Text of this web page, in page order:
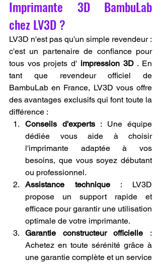
Imprimante 3D BambuLab
chez LV3D ?
LV3D n'est pas qu'un simple revendeur :
c'est un partenaire de confiance pour
tous vos projets d' impression 3D . En
tant que revendeur officiel de
BambuLab en France, LV3D vous offre
des avantages exclusifs qui font toute la
différence :
Conseils d'experts : Une équipe
dédiée vous aide à choisir
l'imprimante adaptée à vos
besoins, que vous soyez débutant
ou professionnel.
Assistance technique : LV3D
propose un support rapide et
efficace pour garantir une utilisation
optimale de votre imprimante.
Garantie constructeur officielle :
Achetez en toute sérénité grâce à
une garantie complète et un service